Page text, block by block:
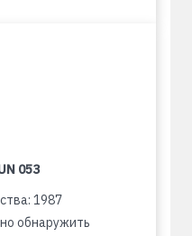
053
1987
обнаружить